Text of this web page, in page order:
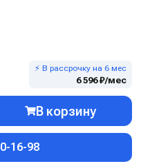
⚡ В рассрочку на 6 мес
6 596 ₽/мес
В корзину
16-98